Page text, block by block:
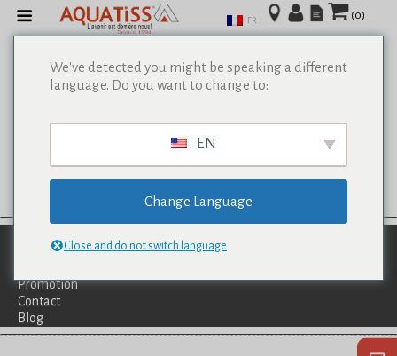
(0)
FR
We've detected you might be speaking a different
language. Do you want to change to:
EN
Change Language
Close and do not switch language
Catalogues
Promotion
Contact
Blog